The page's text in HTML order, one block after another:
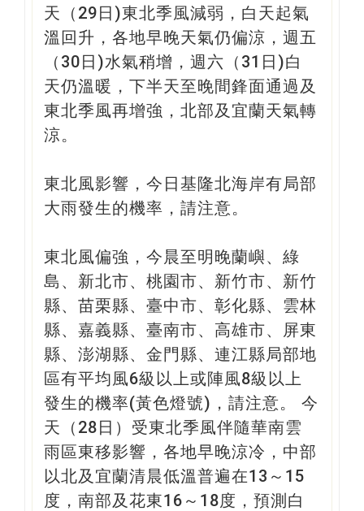
天（29日)東北季風減弱，白天起氣
溫回升，各地早晚天氣仍偏涼，週五
（30日)水氣稍增，週六（31日)白
天仍溫暖，下半天至晚間鋒面通過及
東北季風再增強，北部及宜蘭天氣轉
涼。
東北風影響，今日基隆北海岸有局部
大雨發生的機率，請注意。
東北風偏強，今晨至明晚蘭嶼、綠
島、新北市、桃園市、新竹市、新竹
縣、苗栗縣、臺中市、彰化縣、雲林
縣、嘉義縣、臺南市、高雄市、屏東
縣、澎湖縣、金門縣、連江縣局部地
區有平均風6級以上或陣風8級以上
發生的機率(黃色燈號)，請注意。 今
天（28日）受東北季風伴隨華南雲
雨區東移影響，各地早晚涼冷，中部
以北及宜蘭清晨低溫普遍在13～15
度，南部及花東16～18度，預測白